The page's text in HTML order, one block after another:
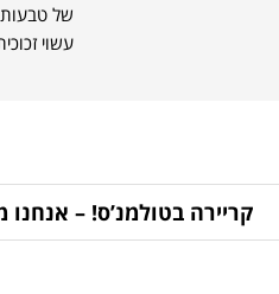
של טבעות
עשוי
קריירה בטולמנ’ס! –